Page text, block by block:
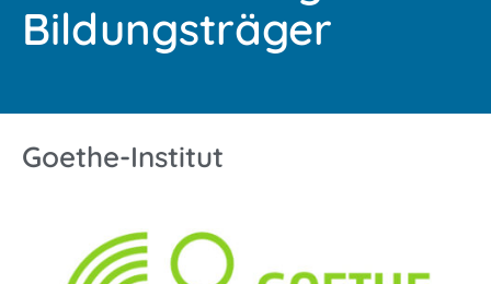
Bildungsträger
Goethe-Institut